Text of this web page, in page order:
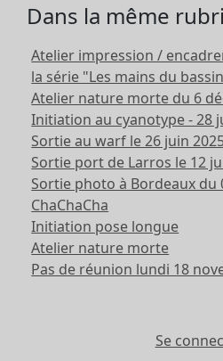
Dans la même
Atelier impression /
la série "Les mains du
Atelier nature morte du 6
Initiation au cyanotype - 28
Sortie au warf le 26 juin
Sortie port de Larros le 12
Sortie photo à Bordeaux du
ChaChaCha
Initiation pose longue
Atelier nature morte
Pas de réunion lundi 18
Se